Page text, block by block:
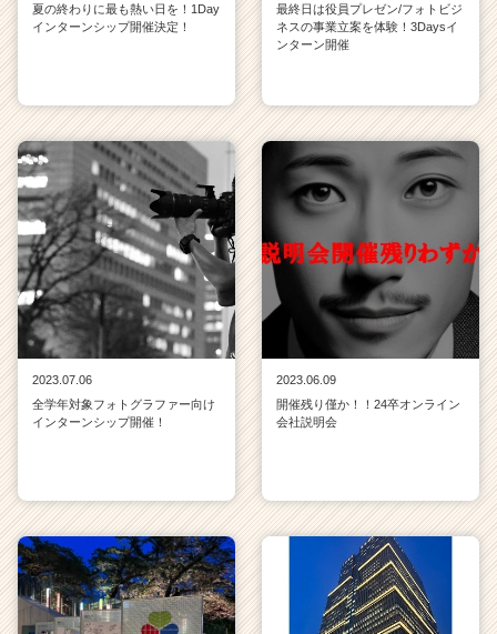
夏の終わりに最も熱い日を！1Day
インターンシップ開催決定！
最終日は役員プレゼン/フォトビジ
ネスの事業立案を体験！3Daysイ
ンターン開催
2023.07.06
全学年対象フォトグラファー向け
インターンシップ開催！
2023.06.09
開催残り僅か！！24卒オンライン
会社説明会